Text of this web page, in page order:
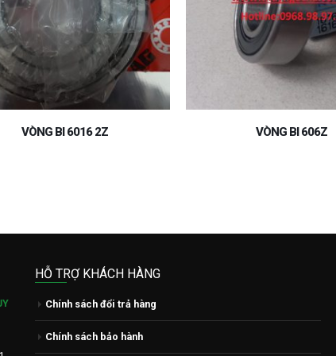
VÒNG BI 606Z VÒNG BI 23164
HỖ TRỢ KHÁCH HÀNG
Chính sách đổi trả hàng
Chính sách bảo hành